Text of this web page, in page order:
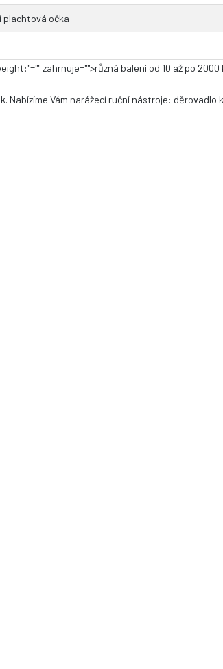
plachtová očka
zahrnuje="">různá balení od 10 až po
Vám narážecí ruční nástroje: děrovadlo